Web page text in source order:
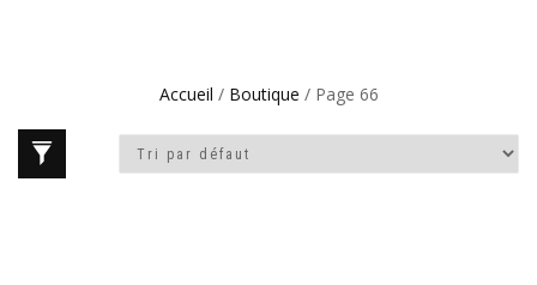
Accueil / Boutique / Page 66